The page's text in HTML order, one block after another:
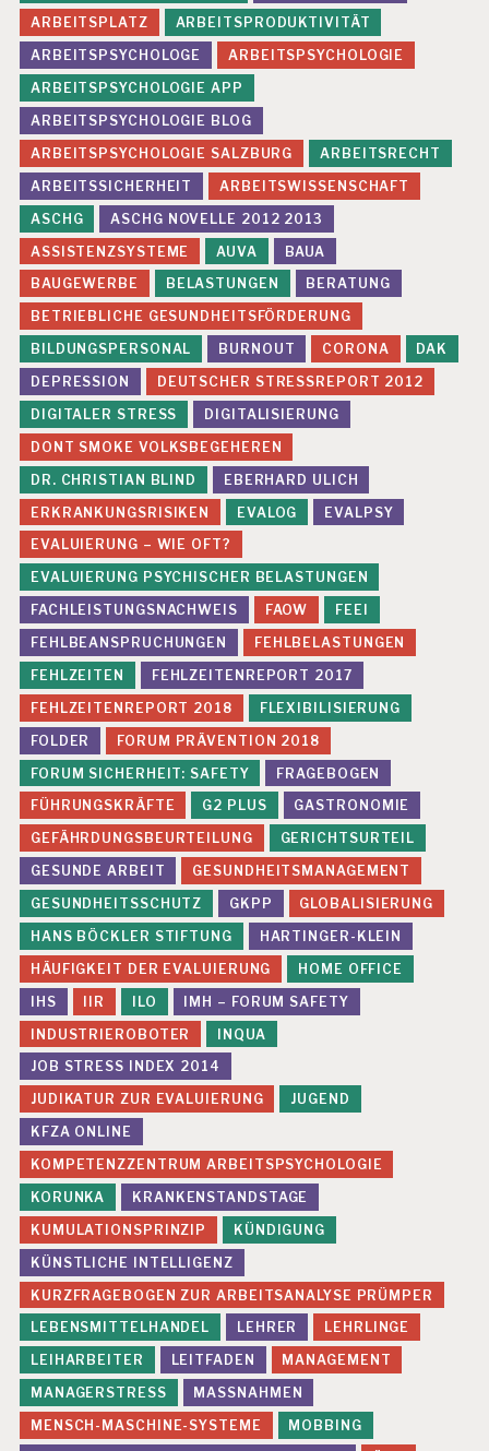
ARBEITSPLATZ
ARBEITSPRODUKTIVITÄT
ARBEITSPSYCHOLOGE
ARBEITSPSYCHOLOGIE
ARBEITSPSYCHOLOGIE APP
ARBEITSPSYCHOLOGIE BLOG
ARBEITSPSYCHOLOGIE SALZBURG
ARBEITSRECHT
ARBEITSSICHERHEIT
ARBEITSWISSENSCHAFT
ASCHG
ASCHG NOVELLE 2012 2013
ASSISTENZSYSTEME
AUVA
BAUA
BAUGEWERBE
BELASTUNGEN
BERATUNG
BETRIEBLICHE GESUNDHEITSFÖRDERUNG
BILDUNGSPERSONAL
BURNOUT CORONA
DAK
DEPRESSION
DEUTSCHER STRESSREPORT 2012
DIGITALER STRESS
DIGITALISIERUNG
DONT SMOKE VOLKSBEGEHEREN
DR. CHRISTIAN BLIND
EBERHARD ULICH
ERKRANKUNGSRISIKEN
EVALOG
EVALPSY
EVALUIERUNG – WIE OFT?
EVALUIERUNG PSYCHISCHER BELASTUNGEN
FACHLEISTUNGSNACHWEIS
FAOW
FEEI
FEHLBEANSPRUCHUNGEN
FEHLBELASTUNGEN
FEHLZEITEN
FEHLZEITENREPORT 2017
FEHLZEITENREPORT 2018
FLEXIBILISIERUNG
FOLDER
FORUM PRÄVENTION 2018
FORUM SICHERHEIT: SAFETY
FRAGEBOGEN
FÜHRUNGSKRÄFTE
G2 PLUS
GASTRONOMIE
GEFÄHRDUNGSBEURTEILUNG
GERICHTSURTEIL
GESUNDE ARBEIT
GESUNDHEITSMANAGEMENT
GESUNDHEITSSCHUTZ
GKPP
GLOBALISIERUNG
HANS BÖCKLER STIFTUNG
HARTINGER-KLEIN
HÄUFIGKEIT DER EVALUIERUNG
HOME OFFICE
IHS
IIR ILO
IMH – FORUM SAFETY
INDUSTRIEROBOTER
INQUA
JOB STRESS INDEX 2014
JUDIKATUR ZUR EVALUIERUNG
JUGEND
KFZA ONLINE
KOMPETENZZENTRUM ARBEITSPSYCHOLOGIE
KORUNKA
KRANKENSTANDSTAGE
KUMULATIONSPRINZIP
KÜNDIGUNG
KÜNSTLICHE INTELLIGENZ
KURZFRAGEBOGEN ZUR ARBEITSANALYSE PRÜMPER
LEBENSMITTELHANDEL
LEHRER
LEHRLINGE
LEIHARBEITER
LEITFADEN
MANAGEMENT
MANAGERSTRESS
MASSNAHMEN
MENSCH-MASCHINE-SYSTEME
MOBBING